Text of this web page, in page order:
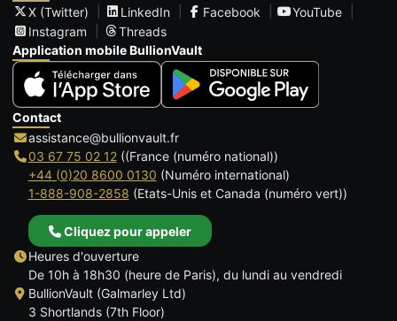
X (Twitter)
LinkedIn Facebook
YouTube
Instagram
Threads
Application mobile BullionVault
Contact
assistance@bullionvault.fr
03 67 75 02 12((France (numéro national))
+44 (0)20 8600 0130 (Numéro international)
1-888-908-2858 (Etats-Unis et Canada (numéro vert))
Cliquez pour appeler
Heures d'ouverture
De 10h à 18h30 (heure de Paris), du lundi au vendredi
BullionVault (Galmarley Ltd)
3 Shortlands (7th Floor)